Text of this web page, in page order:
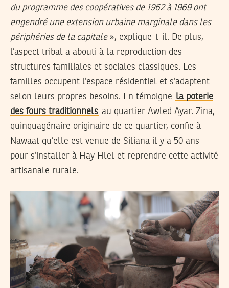
du programme des coopératives de 1962 à 1969 ont
engendré une extension urbaine marginale dans les
périphéries de la capitale», explique-t-il. De plus,
l’aspect tribal a abouti à la reproduction des
structures familiales et sociales classiques. Les
familles occupent l’espace résidentiel et s’adaptent
selon leurs propres besoins. En témoigne la poterie
des fours traditionnels au quartier Awled Ayar. Zina,
quinquagénaire originaire de ce quartier, confie à
Nawaat qu’elle est venue de Siliana il y a 50 ans
pour s’installer à Hay Hlel et reprendre cette activité
artisanale rurale.